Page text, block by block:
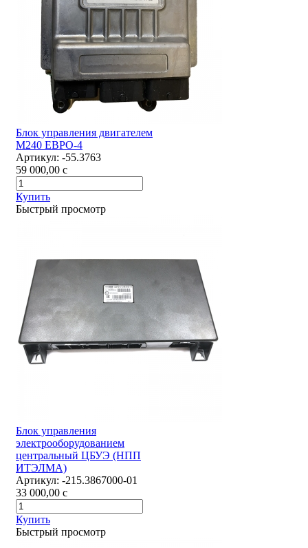
Блок управления двигателем
М240 ЕВРО-4
Артикул: -55.3763
59 000,00 c
Купить
Быстрый просмотр
Блок управления
электрооборудованием
центральный ЦБУЭ (НПП
ИТЭЛМА)
Артикул: -215.3867000-01
33 000,00 c
Купить
Быстрый просмотр